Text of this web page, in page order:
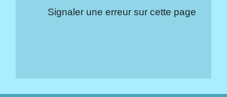
Signaler une erreur sur cette page